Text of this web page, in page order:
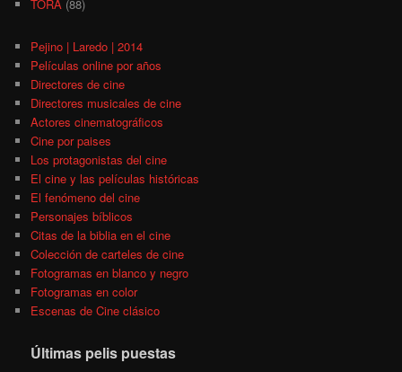
TORÁ (88)
Pejino | Laredo | 2014
Películas online por años
Directores de cine
Directores musicales de cine
Actores cinematográficos
Cine por paises
Los protagonistas del cine
El cine y las películas históricas
El fenómeno del cine
Personajes bíblicos
Citas de la biblia en el cine
Colección de carteles de cine
Fotogramas en blanco y negro
Fotogramas en color
Escenas de Cine clásico
Últimas pelis puestas